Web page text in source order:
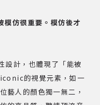
模仿很重要。模仿後才
計，也體現了「能被
的視覺元素，如一
藝人的顏色獨一無二，